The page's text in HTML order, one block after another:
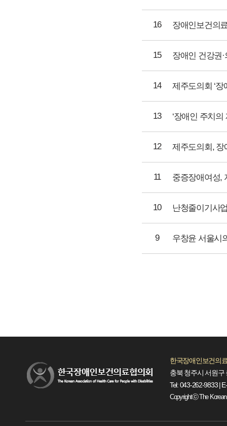
16 장애인보건의
15 장애인 건강권
14 제주도의회 ‘장
13
12
11
10 난청줄이기사
9
한국장애인보건의
충북 청주시 서원구
Tel: 043-262-9833 |
Copyrightⓒ The Korean